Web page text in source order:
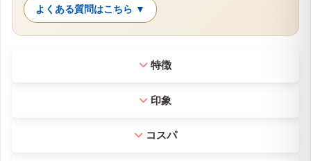
よくある質問はこちら ▼
特徴
印象
コスパ